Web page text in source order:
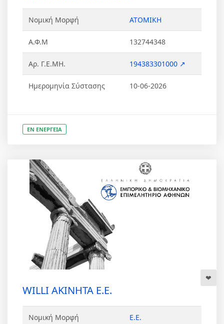
Νομική Μορφή ΑΤΟΜΙΚΗ
Α.Φ.Μ 132744348
Αρ. Γ.Ε.ΜΗ. 194383301000 ↗
Ημερομηνία Σύστασης 10-06-2026
ΕΝ ΕΝΕΡΓΕΙΑ
WILLI ΑΚΙΝΗΤΑ Ε.Ε.
Νομική Μορφή Ε.Ε.